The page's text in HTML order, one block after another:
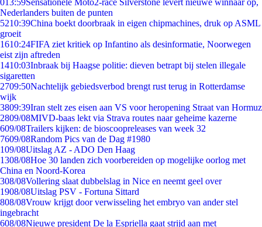
013:59Sensationele Moto2-race Silverstone levert nieuwe winnaar op,
Nederlanders buiten de punten
5210:39China boekt doorbraak in eigen chipmachines, druk op ASML
groeit
1610:24FIFA ziet kritiek op Infantino als desinformatie, Noorwegen
eist zijn aftreden
1410:03Inbraak bij Haagse politie: dieven betrapt bij stelen illegale
sigaretten
2709:50Nachtelijk gebiedsverbod brengt rust terug in Rotterdamse
wijk
3809:39Iran stelt zes eisen aan VS voor heropening Straat van Hormuz
2809/08MIVD-baas lekt via Strava routes naar geheime kazerne
609/08Trailers kijken: de bioscoopreleases van week 32
7609/08Random Pics van de Dag #1980
109/08Uitslag AZ - ADO Den Haag
1308/08Hoe 30 landen zich voorbereiden op mogelijke oorlog met
China en Noord-Korea
308/08Vollering slaat dubbelslag in Nice en neemt geel over
1908/08Uitslag PSV - Fortuna Sittard
808/08Vrouw krijgt door verwisseling het embryo van ander stel
ingebracht
608/08Nieuwe president De la Espriella gaat strijd aan met